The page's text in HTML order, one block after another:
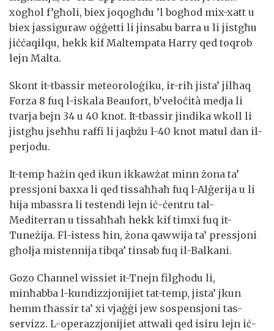
xogħol f’għoli, biex joqogħdu ’l bogħod mix-xatt u
biex jassiguraw oġġetti li jinsabu barra u li jistgħu
jiċċaqilqu, hekk kif Maltempata Harry qed toqrob
lejn Malta.
Skont it-tbassir meteoroloġiku, ir-riħ jista’ jilħaq
Forza 8 fuq l-iskala Beaufort, b’veloċità medja li
tvarja bejn 34 u 40 knot. It-tbassir jindika wkoll li
jistgħu jseħħu raffi li jaqbżu l-40 knot matul dan il-
perjodu.
It-temp ħażin qed ikun ikkawżat minn żona ta’
pressjoni baxxa li qed tissaħħaħ fuq l-Alġerija u li
hija mbassra li testendi lejn iċ-ċentru tal-
Mediterran u tissaħħaħ hekk kif timxi fuq it-
Tuneżija. Fl-istess ħin, żona qawwija ta’ pressjoni
għolja mistennija tibqa’ tinsab fuq il-Balkani.
Gozo Channel wissiet it-Tnejn filgħodu li,
minħabba l-kundizzjonijiet tat-temp, jista’ jkun
hemm tħassir ta’ xi vjaġġi jew sospensjoni tas-
servizz. L-operazzjonijiet attwali qed isiru lejn iċ-